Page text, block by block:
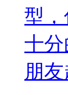
型
十
朋